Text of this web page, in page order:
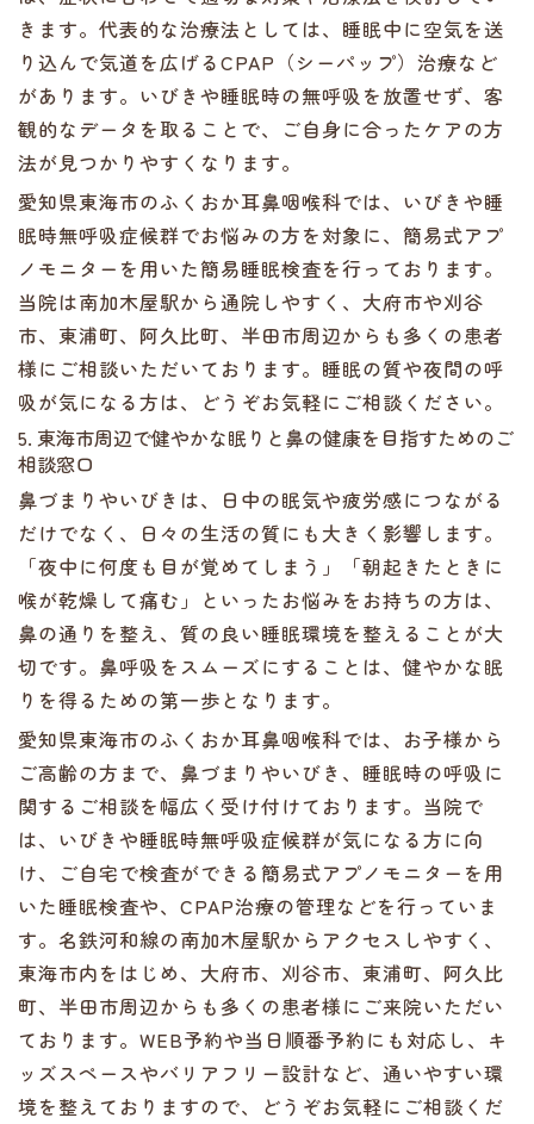
きます。代表的な治療法としては、睡眠中に空気を送
り込んで気道を広げるCPAP（シーパップ）治療など
があります。いびきや睡眠時の無呼吸を放置せず、客
観的なデータを取ることで、ご自身に合ったケアの方
法が見つかりやすくなります。
愛知県東海市のふくおか耳鼻咽喉科では、いびきや睡
眠時無呼吸症候群でお悩みの方を対象に、簡易式アプ
ノモニターを用いた簡易睡眠検査を行っております。
当院は南加木屋駅から通院しやすく、大府市や刈谷
市、東浦町、阿久比町、半田市周辺からも多くの患者
様にご相談いただいております。睡眠の質や夜間の呼
吸が気になる方は、どうぞお気軽にご相談ください。
5. 東海市周辺で健やかな眠りと鼻の健康を目指すためのご
相談窓口
鼻づまりやいびきは、日中の眠気や疲労感につながる
だけでなく、日々の生活の質にも大きく影響します。
「夜中に何度も目が覚めてしまう」「朝起きたときに
喉が乾燥して痛む」といったお悩みをお持ちの方は、
鼻の通りを整え、質の良い睡眠環境を整えることが大
切です。鼻呼吸をスムーズにすることは、健やかな眠
りを得るための第一歩となります。
愛知県東海市のふくおか耳鼻咽喉科では、お子様から
ご高齢の方まで、鼻づまりやいびき、睡眠時の呼吸に
関するご相談を幅広く受け付けております。当院で
は、いびきや睡眠時無呼吸症候群が気になる方に向
け、ご自宅で検査ができる簡易式アプノモニターを用
いた睡眠検査や、CPAP治療の管理などを行っていま
す。名鉄河和線の南加木屋駅からアクセスしやすく、
東海市内をはじめ、大府市、刈谷市、東浦町、阿久比
町、半田市周辺からも多くの患者様にご来院いただい
ております。WEB予約や当日順番予約にも対応し、キ
ッズスペースやバリアフリー設計など、通いやすい環
境を整えておりますので、どうぞお気軽にご相談くだ